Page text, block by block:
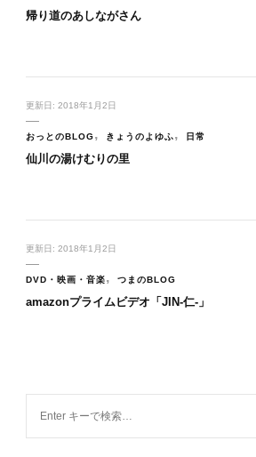
帰り道のあしながさん
更新日: 2018年1月2日
おっとのBLOG きょうのよゆふ 日常
仙川の湯けむりの里
更新日: 2018年1月2日
DVD・映画・音楽 つまのBLOG
amazonプライムビデオ「JIN-仁-」